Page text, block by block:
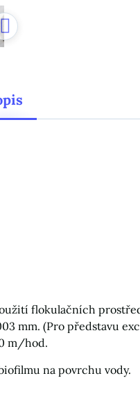
flokulačních
mm. (Pro představu
m/hod.
na povrchu vody.